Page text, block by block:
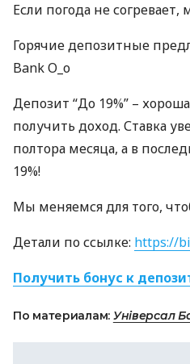
Если погода не
Горячие депозитные
Bank О_о
Депозит “До 19%” –
получить доход. Ставка
полтора месяца, а в
19%!
Мы меняемся для того,
Детали по ссылке: https://
Получить бонус к
По материалам: Універсал